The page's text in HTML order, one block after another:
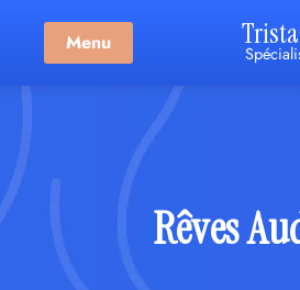
Menu
Rêves